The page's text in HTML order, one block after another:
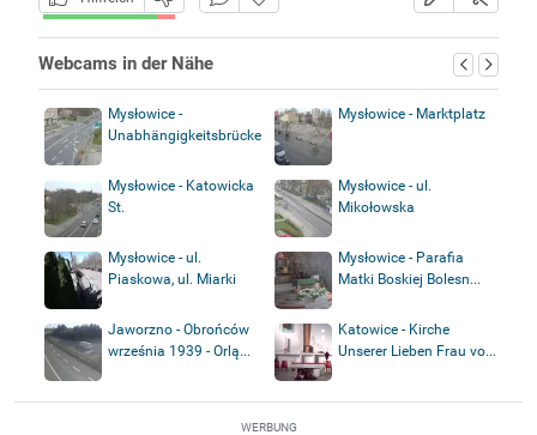
Webcams in der Nähe
Mysłowice -
Unabhängigkeitsbrücke
Mysłowice - Marktplatz
Mysłowice - Katowicka
St.
Mysłowice - ul.
Mikołowska
Mysłowice - ul.
Piaskowa, ul. Miarki
Mysłowice - Parafia
Matki Boskiej Bolesn...
Jaworzno - Obrońców
września 1939 - Orlą...
Katowice - Kirche
Unserer Lieben Frau vo...
WERBUNG